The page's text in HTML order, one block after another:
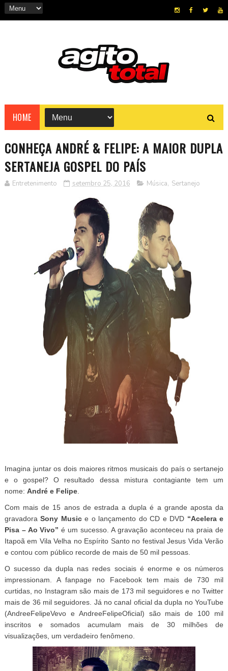
HOME
CONHEÇA ANDRÉ & FELIPE: A MAIOR DUPLA
SERTANEJA GOSPEL DO PAÍS
Entretenimento setembro 25, 2016 Música, Sertanejo
Imagina juntar os dois maiores ritmos musicais do país o sertanejo
e o gospel? O resultado dessa mistura contagiante tem um
nome: André e Felipe.
Com mais de 15 anos de estrada a dupla é a grande aposta da
gravadoraSony Musice o lançamento do CD e DVD “Acelera e
Pisa – Ao Vivo” é um sucesso. A gravação aconteceu na praia de
Itapoã em Vila Velha no Espírito Santo no festival Jesus Vida Verão
e contou com público recorde de mais de 50 mil pessoas.
O sucesso da dupla nas redes sociais é enorme e os números
impressionam. A fanpage no Facebook tem mais de 730 mil
curtidas, no Instagram são mais de 173 mil seguidores e no Twitter
mais de 36 mil seguidores. Já no canal oficial da dupla no YouTube
(AndreeFelipeVevo e AndreeFelipeOficial) são mais de 100 mil
inscritos e somados acumulam mais de 30 milhões de
visualizações, um verdadeiro fenômeno.